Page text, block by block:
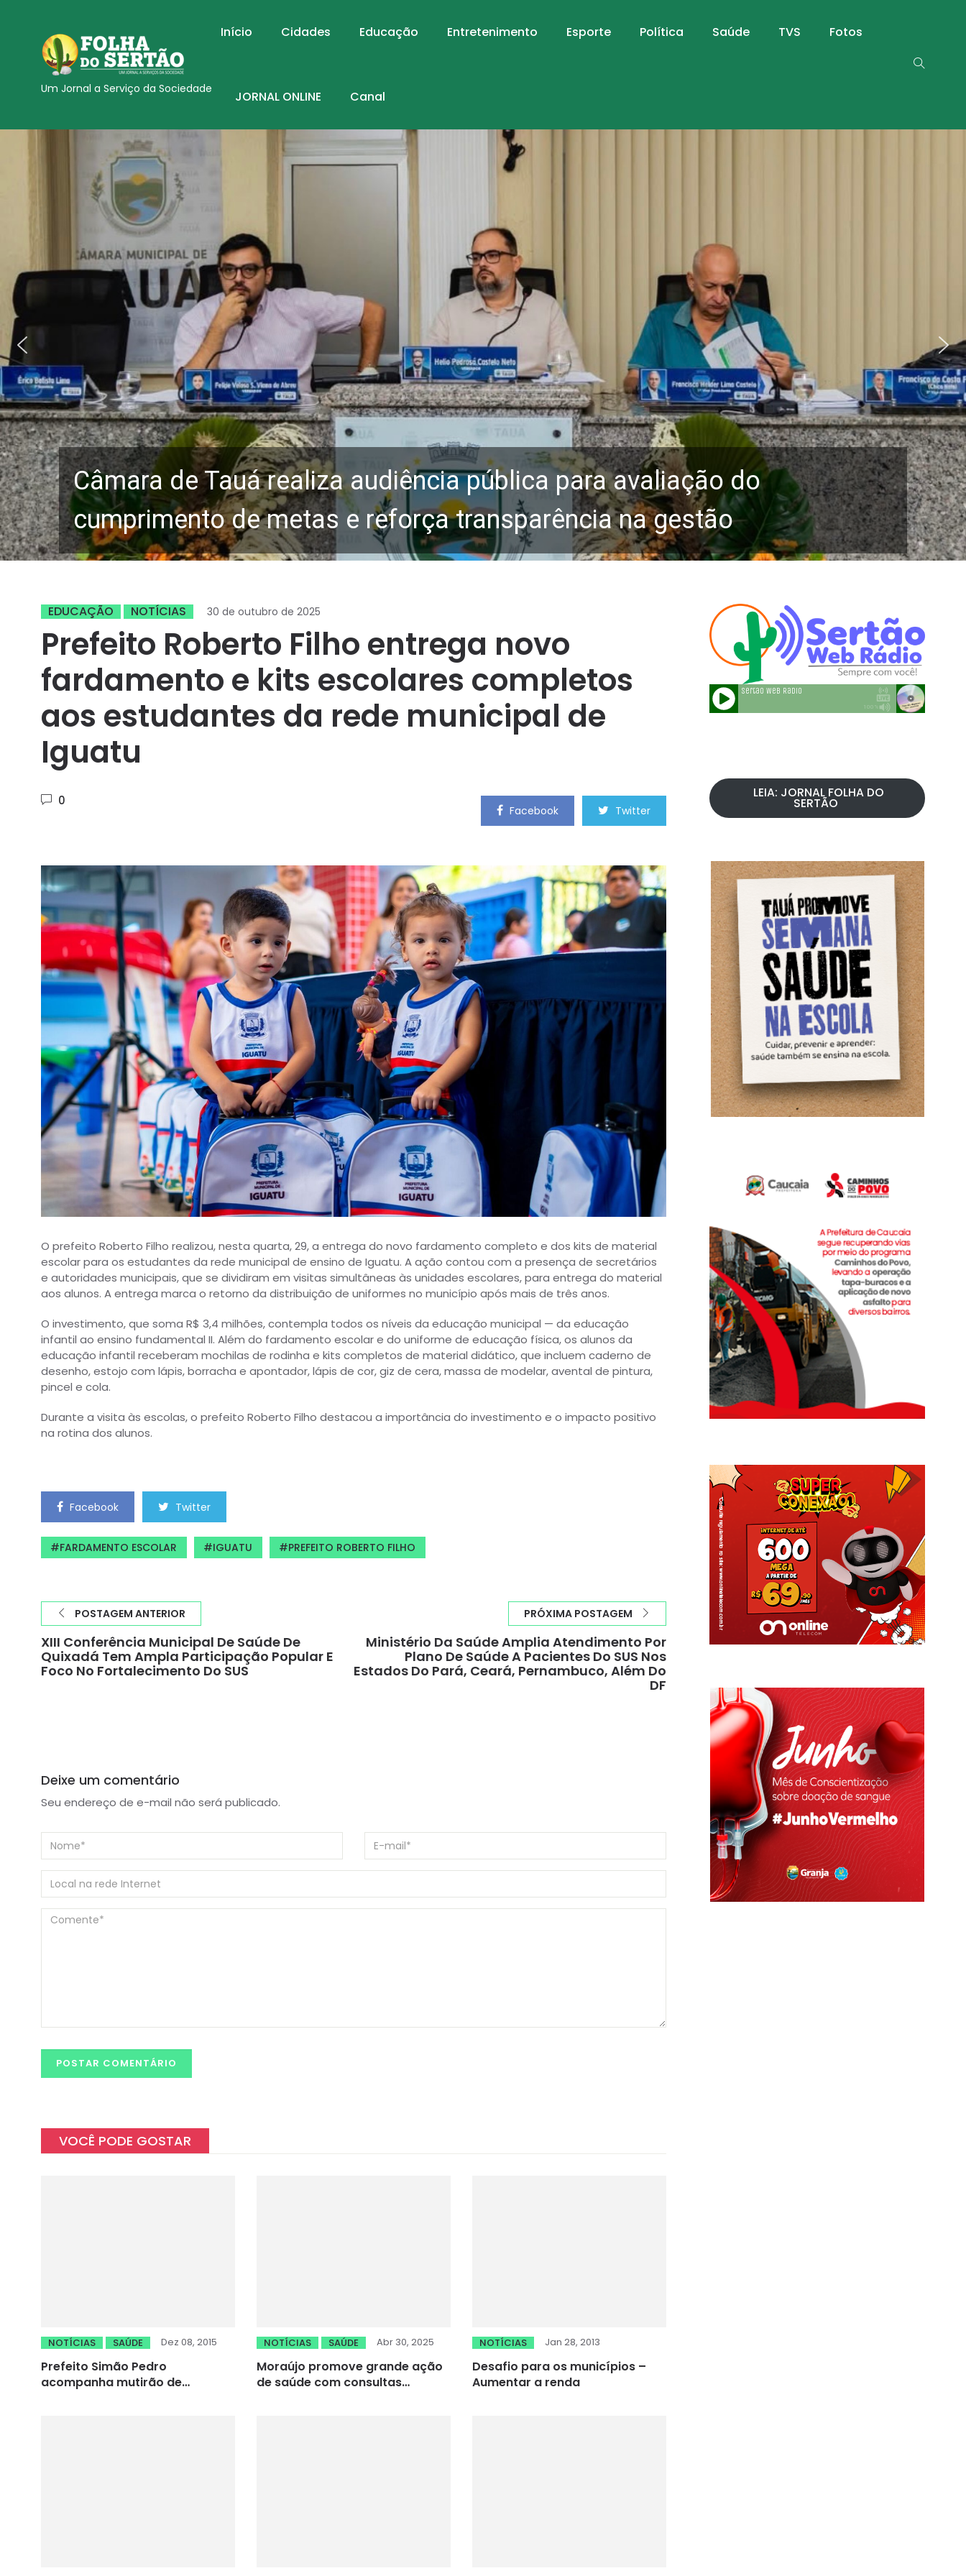
Um Jornal a Serviço da Sociedade
Início Cidades Educação Entretenimento Esporte Política Saúde TVS Fotos
JORNAL ONLINE Canal
Câmara de Tauá realiza audiência pública para avaliação do
cumprimento de metas e reforça transparência na gestão
EDUCAÇÃO NOTÍCIAS 30 de outubro de 2025
Prefeito Roberto Filho entrega novo
fardamento e kits escolares completos
aos estudantes da rede municipal de
Iguatu
0
Facebook Twitter
O prefeito Roberto Filho realizou, nesta quarta, 29, a entrega do novo fardamento completo e dos kits de material
escolar para os estudantes da rede municipal de ensino de Iguatu. A ação contou com a presença de secretários
e autoridades municipais, que se dividiram em visitas simultâneas às unidades escolares, para entrega do material
aos alunos. A entrega marca o retorno da distribuição de uniformes no município após mais de três anos.
O investimento, que soma R$ 3,4 milhões, contempla todos os níveis da educação municipal — da educação
infantil ao ensino fundamental II. Além do fardamento escolar e do uniforme de educação física, os alunos da
educação infantil receberam mochilas de rodinha e kits completos de material didático, que incluem caderno de
desenho, estojo com lápis, borracha e apontador, lápis de cor, giz de cera, massa de modelar, avental de pintura,
pincel e cola.
Durante a visita às escolas, o prefeito Roberto Filho destacou a importância do investimento e o impacto positivo
na rotina dos alunos.
Facebook Twitter
FARDAMENTO ESCOLAR IGUATU PREFEITO ROBERTO FILHO
POSTAGEM ANTERIOR
XIII Conferência Municipal De Saúde De
Quixadá Tem Ampla Participação Popular E
Foco No Fortalecimento Do SUS
PRÓXIMA POSTAGEM
Ministério Da Saúde Amplia Atendimento Por
Plano De Saúde A Pacientes Do SUS Nos
Estados Do Pará, Ceará, Pernambuco, Além Do
DF
Deixe um comentário
Seu endereço de e-mail não será publicado.
VOCÊ PODE GOSTAR
NOTÍCIAS SAÚDE Dez 08, 2015
Prefeito Simão Pedro
acompanha mutirão de
NOTÍCIAS SAÚDE Abr 30, 2025
Moraújo promove grande ação
de saúde com consultas
NOTÍCIAS Jan 28, 2013
Desafio para os municípios –
Aumentar a renda
LEIA: JORNAL FOLHA DO
SERTÃO